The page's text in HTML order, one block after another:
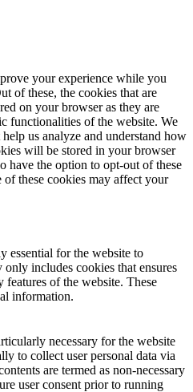
your experience while you
of these, the cookies that are
on your browser as they are
functionalities of the website. We
us analyze and understand how
will be stored in your browser
have the option to opt-out of these
these cookies may affect your
essential for the website to
includes cookies that ensures
of the website. These
information.
necessary for the website
to collect user personal data via
are termed as non-necessary
user consent prior to running